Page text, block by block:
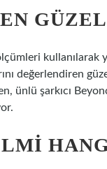
değerlendiren
ünlü şarkıcı